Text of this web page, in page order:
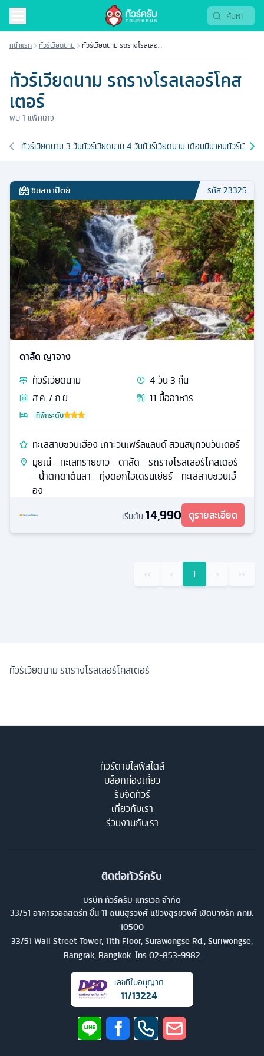
หน้าแรก ทัวร์เวียดนาม
ทัวร์เวียดนาม รถรางโรลเลอร์
ทัวร์เวียดนาม รถรางโรลเลอร์โคส
เตอร์
พบ1 แพ็คเกจ
เส้นทางที่เกี่ยวข้อง
ทัวร์เวียดนาม 3 วันทัวร์เวียดนาม 4 วันทัวร์เวียดนาม เดือนมีนาคมทัวร์เวียด
ชมสถาปัตย์ รหัส23325
ดาลัด ญาจาง
ทัวร์เวียดนาม 4วัน3 คืน
ส.ค. / ก.ย.
11 มื้ออาหาร
ที่พักระดับ
ทะเลสาบซวนเฮือง เกาะวินเพิร์ลแลนด์ สวนสนุกวินวันเดอร์
มุยเน่ - ทะเลทรายขาว - ดาลัด - รถรางโรลเลอร์โคสเตอร์
- น้ำตกดาตันลา - ทุ่งดอกไฮเดรนเยียร์ - ทะเลสาบซวนเฮื
อง
เริ่มต้น 14,990 ดูรายละเอียด
‹‹ ‹ 1 › ››
ทัวร์เวียดนาม รถรางโรลเลอร์โคสเตอร์
ทัวร์ตามไลฟ์สไตล์
บล็อกท่องเที่ยว
รับจัดทัวร์
เกี่ยวกับเรา
ร่วมงานกับเรา
ติดต่อทัวร์ครับ
บริษัท ทัวร์ครับ แทรเวล จำกัด
33/51 อาคารวอลสตรีท ชั้น 11 ถนนสุรวงศ์ แขวงสุริยวงศ์ เขตบางรัก กทม.
10500
33/51 Wall Street Tower, 11th Floor, Surawongse Rd., Suriwongse,
Bangrak, Bangkok. โทร 02-853-9982
เลขที่ใบอนุญาต
11/13224